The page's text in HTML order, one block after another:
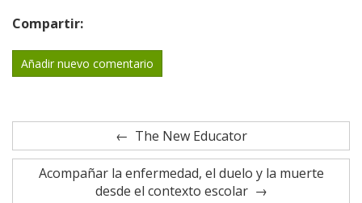
Compartir:
Añadir nuevo comentario
The New Educator
Acompañar la enfermedad, el duelo y la muerte
desde el contexto escolar